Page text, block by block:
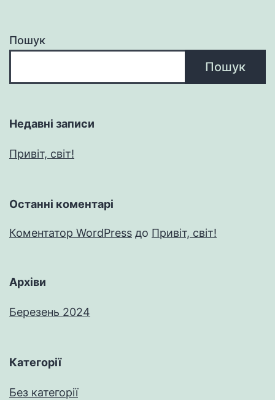
Пошук
Пошук
Недавні записи
Привіт, світ!
Останні коментарі
Коментатор WordPress до Привіт, світ!
Архіви
Березень 2024
Категорії
Без категорії